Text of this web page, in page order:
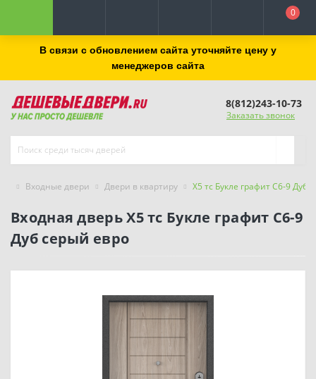
В связи с обновлением сайта уточняйте цену у
менеджеров сайта
0
8(812)243-10-73
Заказать звонок
Входные двери Двери в квартиру X5 тс Букле графит C6-9 Дуб
Входная дверь X5 тс Букле графит C6-9
Дуб серый евро